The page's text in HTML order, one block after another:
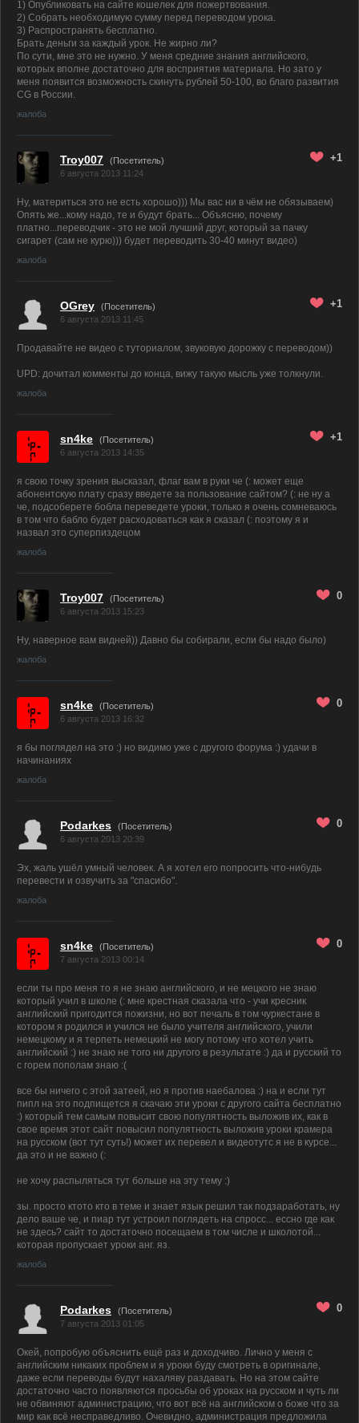
1) Опубликовать на сайте кошелек для пожертвования.
2) Собрать необходимую сумму перед переводом урока.
3) Распространять бесплатно.
Брать деньги за каждый урок. Не жирно ли?
По сути, мне это не нужно. У меня средние знания английского,
которых вполне достаточно для восприятия материала. Но зато у
меня появится возможность скинуть рублей 50-100, во благо развития
CG в России.
жалоба
Troy007
(Посетитель)
6 августа 2013 11:24
+1
Ну, материться это не есть хорошо))) Мы вас ни в чём не обязываем)
Опять же...кому надо, те и будут брать... Объясню, почему
платно...переводчик - это не мой лучший друг, который за пачку
сигарет (сам не курю))) будет переводить 30-40 минут видео)
жалоба
OGrey
(Посетитель)
6 августа 2013 11:45
+1
Продавайте не видео с туториалом, звуковую дорожку с переводом))
UPD: дочитал комменты до конца, вижу такую мысль уже толкнули.
жалоба
sn4ke
(Посетитель)
6 августа 2013 14:35
+1
я свою точку зрения высказал, флаг вам в руки че (: может еще
абонентскую плату сразу введете за пользование сайтом? (: не ну а
че, подсоберете бобла переведете уроки, только я очень сомневаюсь
в том что бабло будет расходоваться как я сказал (: поэтому я и
назвал это суперпиздецом
жалоба
Troy007
(Посетитель)
6 августа 2013 15:23
0
Ну, наверное вам видней)) Давно бы собирали, если бы надо было)
жалоба
sn4ke
(Посетитель)
6 августа 2013 16:32
0
я бы поглядел на это :) но видимо уже с другого форума :) удачи в
начинаниях
жалоба
Podarkes
(Посетитель)
6 августа 2013 20:39
0
Эх, жаль ушёл умный человек. А я хотел его попросить что-нибудь
перевести и озвучить за "спасибо".
жалоба
sn4ke
(Посетитель)
7 августа 2013 00:14
0
если ты про меня то я не знаю английского, и не мецкого не знаю
который учил в школе (: мне крестная сказала что - учи кресник
английский пригодится пожизни, но вот печаль в том чуркестане в
котором я родился и учился не было учителя английского, учили
немецкому и я терпеть немецкий не могу потому что хотел учить
английский :) не знаю не того ни другого в результате :) да и русский то
с горем пополам знаю :(
все бы ничего с этой затеей, но я против наебалова :) на и если тут
пипл на это подпищется я скачаю эти уроки с другого сайта бесплатно
:) который тем самым повысит свою популятность выложив их, как в
свое время этот сайт повысил популятность выложив уроки крамера
на русском (вот тут суть!) может их перевел и видеотутс я не в курсе...
да это и не важно (:
не хочу распыляться тут больше на эту тему :)
зы. просто ктото кто в теме и знает язык решил так подзаработать, ну
дело ваше че, и пиар тут устроил поглядеть на спросс... ессно где как
не здесь? сайт то достаточно посещаем в том числе и школотой...
которая пропускает уроки анг. яз.
жалоба
Podarkes
(Посетитель)
7 августа 2013 01:05
0
Окей, попробую объяснить ещё раз и доходчиво. Лично у меня с
английским никаких проблем и я уроки буду смотреть в оригинале,
даже если переводы будут нахаляву раздавать. Но на этом сайте
достаточно часто появляются просьбы об уроках на русском и чуть ли
не обвиняют администрацию, что вот всё на английском о боже что за
мир как всё несправедливо. Очевидно, администрация предложила